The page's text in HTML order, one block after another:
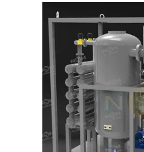
PRIVACY
POLICY